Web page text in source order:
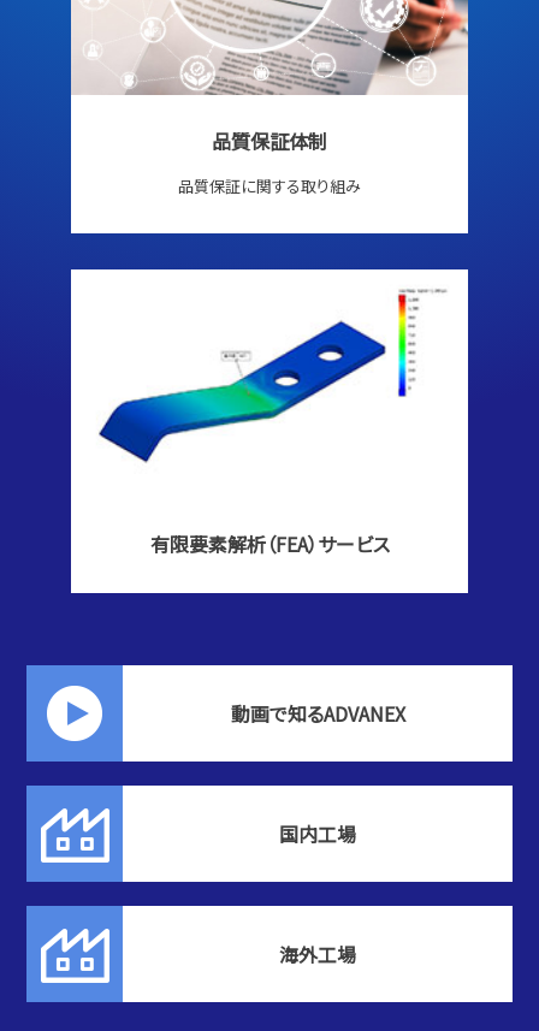
品質保証体制
品質保証に関する取り組み
有限要素解析（FEA）サービス
動画で知るADVANEX
国内工場
海外工場